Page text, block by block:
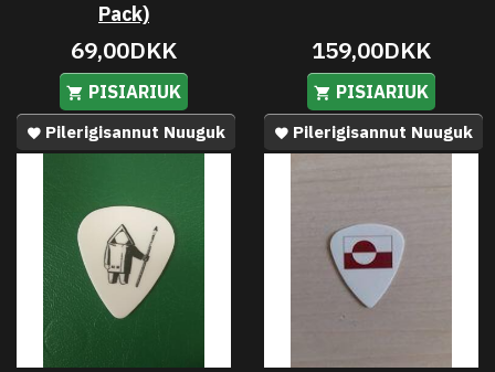
Pack)
69,00DKK
PISIARIUK
Pilerigisannut Nuuguk
159,00DKK
PISIARIUK
Pilerigisannut Nuuguk